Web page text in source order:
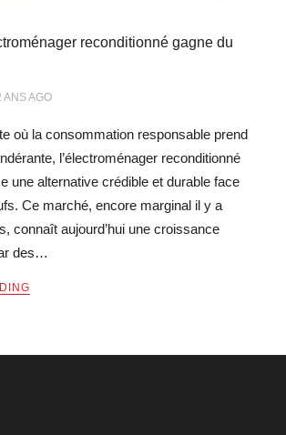
reconditionné gagne du
ANSAGO
où la consommation responsable prend
l’électroménager reconditionné
une alternative crédible et durable face
Ce marché, encore marginal il y a
connaît aujourd’hui une croissance
des…